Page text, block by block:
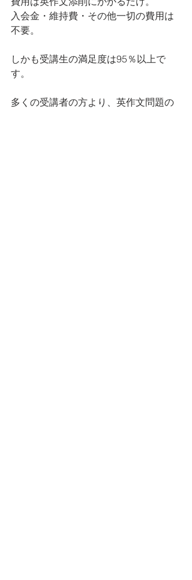
入会金・維持費・その他一切の費用は
不要。
しかも受講生の満足度は95％以上で
す。
多くの受講者の方より、英作文問題の